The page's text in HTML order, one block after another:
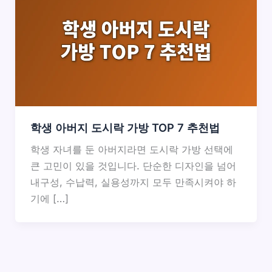
학생 아버지 도시락 가방 TOP 7 추천법
학생 자녀를 둔 아버지라면 도시락 가방 선택에
큰 고민이 있을 것입니다. 단순한 디자인을 넘어
내구성, 수납력, 실용성까지 모두 만족시켜야 하
기에 […]